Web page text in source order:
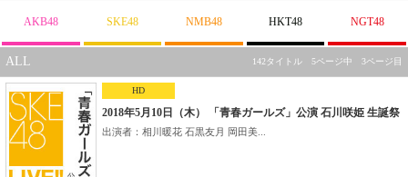
AKB48 SKE48 NMB48 HKT48 NGT48
ALL 142タイトル 5ページ中 3ページ目
HD
2018年5月10日（木） 「青春ガールズ」公演 石川咲姫 生誕祭
出演者：相川暖花 石黒友月 岡田美...